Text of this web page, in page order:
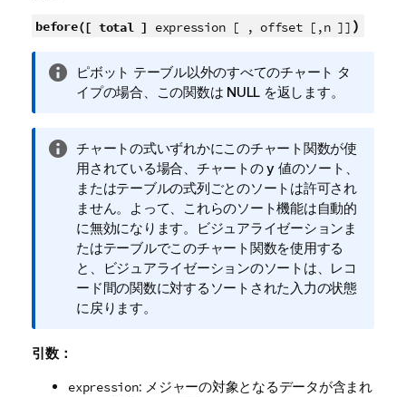
before([ total ] expression [ , offset [,n ]] )
情
報
ピボット テーブル以外のすべてのチャート タ
イプの場合、この関数は NULL を返します。
情
報
メ
モ
チャートの式いずれかにこのチャート関数が使
用されている場合、チャートの y 値のソート、
またはテーブルの式列ごとのソートは許可され
ません。よって、これらのソート機能は自動的
に無効になります。ビジュアライゼーションま
たはテーブルでこのチャート関数を使用する
と、ビジュアライゼーションのソートは、レコ
ード間の関数に対するソートされた入力の状態
に戻ります。
引数：
expression: メジャーの対象となるデータが含まれ